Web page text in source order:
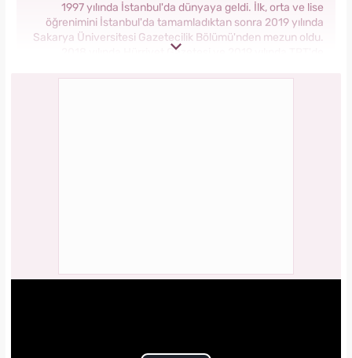
1997 yılında İstanbul'da dünyaya geldi. İlk, orta ve lise
öğrenimini İstanbul'da tamamladıktan sonra 2019 yılında
Sakarya Üniversitesi Gazetecilik Bölümü'nden mezun oldu.
2018 yılında Hürriyet Gazetesi ve 2019 yılında TRT'de
Grubu bünyesinde yer alan Yasemin.com'da İçerik Editörü